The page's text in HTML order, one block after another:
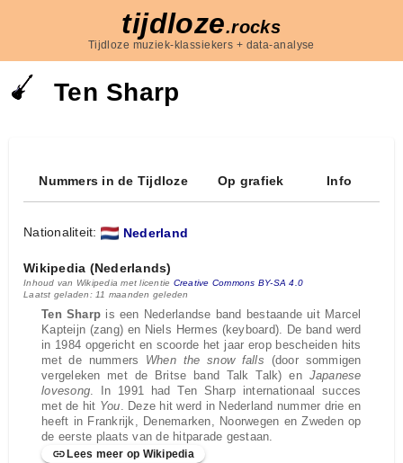
tijdloze.rocks
Tijdloze muziek-klassiekers + data-analyse
Ten Sharp
Nummers in de Tijdloze Op grafiek Info
Nationaliteit: Nederland
Wikipedia (Nederlands)
Inhoud van Wikipedia met licentie Creative Commons BY-SA 4.0
Laatst geladen: 11 maanden geleden
Ten Sharp is een Nederlandse band bestaande uit Marcel
Kapteijn (zang) en Niels Hermes (keyboard). De band werd
in 1984 opgericht en scoorde het jaar erop bescheiden hits
met de nummers When the snow falls (door sommigen
vergeleken met de Britse band Talk Talk) en Japanese
lovesong . In 1991 had Ten Sharp internationaal succes
met de hit You . Deze hit werd in Nederland nummer drie en
heeft in Frankrijk, Denemarken, Noorwegen en Zweden op
de eerste plaats van de hitparade gestaan.
Lees meer op Wikipedia